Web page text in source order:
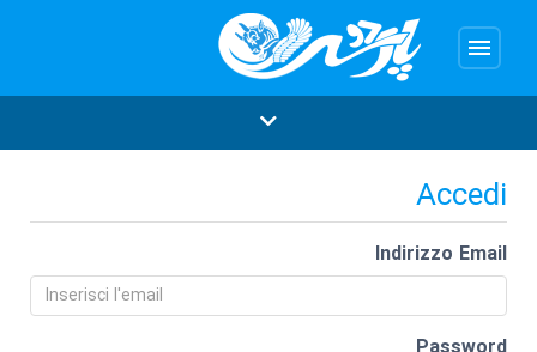
menu
Accedi
Indirizzo Email